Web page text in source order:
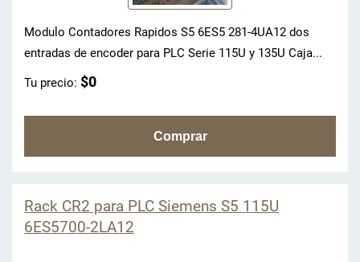
Modulo Contadores Rapidos S5 6ES5 281-4UA12 dos
entradas de encoder para PLC Serie 115U y 135U Caja...
Tu precio: $0
Rack CR2 para PLC Siemens S5 115U
6ES5700-2LA12